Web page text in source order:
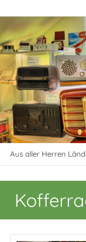
Aus aller Herren